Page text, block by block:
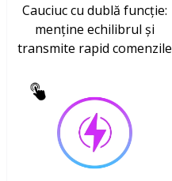
Cauciuc cu dublă funcție:
menține echilibrul și
transmite rapid comenzile